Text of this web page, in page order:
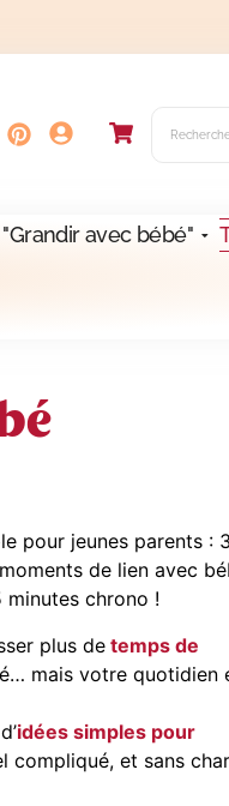
avec bébé"
pour jeunes parents :
de lien avec
minutes chrono !
plus de temps de
mais votre quotidien
idées simples pour
compliqué, et sans